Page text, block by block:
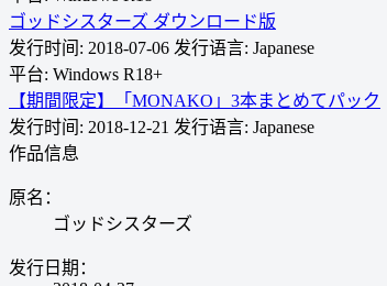
ゴッドシスターズ ダウンロード版
发行时间: 2018-07-06 发行语言: Japanese
平台: Windows R18+
【期間限定】「MONAKO」3本まとめてパック
发行时间: 2018-12-21 发行语言: Japanese
作品信息
原名：
ゴッドシスターズ
发行日期：